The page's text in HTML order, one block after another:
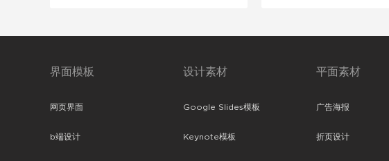
界面模板
网页界面
b端设计
设计素材
Google Slides模板
Keynote模板
平面素材
广告海报
折页设计